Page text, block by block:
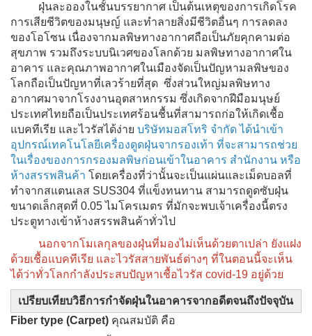
ฝุ่นละอองในชั้นบรรยากาศ เป็นต้นเหตุของการเกิดโรค
การเสียชีวิตของมนุษญ์ และทำลายสิ่งมีชีวิตอื่นๆ การลดลง
ของโอโซน เนื่องจากมลพิษทางอากาศถือเป็นภัยคุกคามต่อ
สุขภาพ รวมถึงระบบนิเวศของโลกด้วย มลพิษทางอากาศใน
อาคาร และคุณภาพอากาศในเมืองจัดเป็นปัญหามลพิษของ
โลกถือเป็นปัญหาที่เลวร้ายที่สุด ซึ่งส่วนใหญ่มลพิษทาง
อากาศมาจากโรงงานอุตสาหกรรม ซึ่งเกิดจากฝีมือมนุษย์
ประเทศไทยถือเป็นประเทศร้อนชื้นที่สามารถก่อให้เกิดเชื้อ
แบคทีเรีย และไวรัสได้ง่าย บริษัทมอสโทริ จำกัด ได้นำเข้า
อุปกรณ์เทคโนโลยีเครื่องดูดฝุ่นจากรองเท้า ที่จะสามารถช่วย
ในเรื่องของการกรองมลพิษก่อนเข้าในอาคาร สำนักงาน หรือ
ห้างสรรพสินค้า โดยเครื่องที่ว่านั้นจะเป็นแผ่นและเม็ดบอลที่
ทำจากสแตนเลส SUS304 ที่แข็งทนทาน สามารถดูดซับฝุ่น
ขนาดเล็กสุดที่ 0.05 ไมโครเมตร ที่มักจะพบเจ้าเครื่องนี้ตรง
ประตูทางเข้าห้างสรรพสินค้าทั่วไป
นอกจากโมเลกุลของฝุ่นที่มองไม่เห็นด้วยตาเปล่า ยังแฝง
ด้วยเชื้อแบคทีเรีย และไวรัสสายพันธ์ต่างๆ ที่ในตอนนี้จะเห็น
ได้ว่าทั่วโลกกำลังประสบปัญหาเชื้อไวรัส covid-19 อยู่ด้วย
เปรียบเทียบวิธีการกำจัดฝุ่นในอาคารจากอดีตจนถึงปัจจุบัน
Fiber type (Carpet) คุณสมบัติ คือ